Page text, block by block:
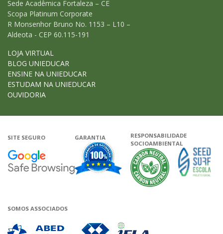
Sede Acadêmica Fortaleza – CE
Scopa Platinum Corporate
R Monsenhor Bruno No. 1153 – L10 –
Aldeota - CEP 60.115-191
LOJA VIRTUAL
BLOG UNIEDUCAR
ENSINE NA UNIEDUCAR
ESTUDAM NA UNIEDUCAR
OUVIDORIA
SITE SEGURO
Google - Status do site no
GARANTIA
Garantia de satisfação
RESPONSABILIDADE
SOCIOAMBIENTAL
A
SOMOS ASSOCIADOS